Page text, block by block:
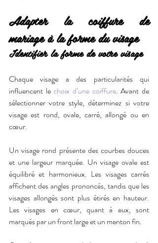
Adapter la coiffure de
mariage à la forme du visage
Identifier la forme de votre visage
Chaque visage a des particularités qui
influencent le choix d’une coiffure. Avant de
sélectionner votre style, déterminez si votre
visage est rond, ovale, carré, allongé ou en
cœur.
Un visage rond présente des courbes douces
et une largeur marquée. Un visage ovale est
équilibré et harmonieux. Les visages carrés
affichent des angles prononcés, tandis que les
visages allongés sont plus étirés en hauteur.
Les visages en cœur, quant à eux, sont
marqués par un front large et un menton fin.